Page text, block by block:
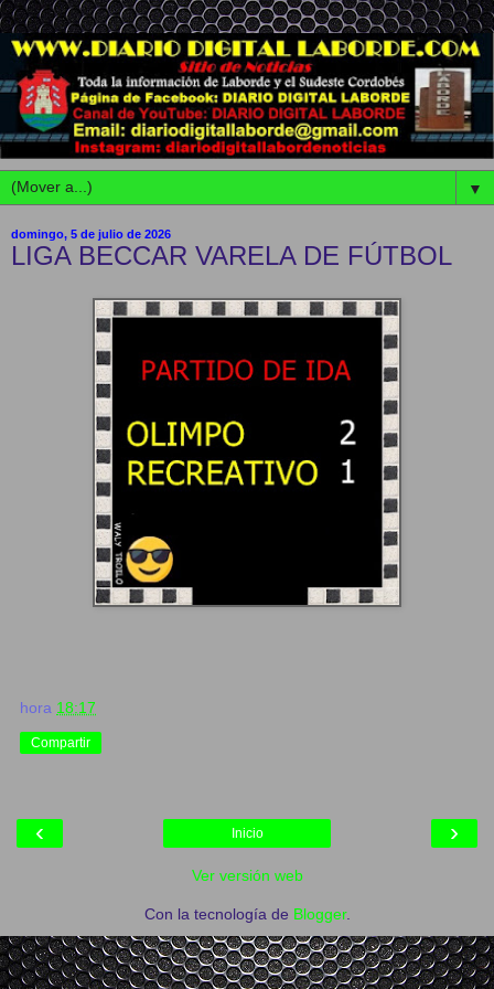
▼
domingo, 5 de julio de 2026
LIGA BECCAR VARELA DE FÚTBOL
hora 18:17
Compartir
‹ ›
Inicio
Ver versión web
Con la tecnología de Blogger.